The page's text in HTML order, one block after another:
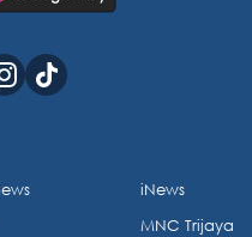
iNews
MNC Trijaya